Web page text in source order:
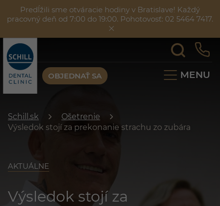
Predĺžili sme otváracie hodiny v Bratislave! Každý
pracovný deň od 7:00 do 19:00. Pohotovosť: 02 5464 7417.
MENU
OBJEDNAŤ SA
Schill.sk
Ošetrenie
Výsledok stojí za prekonanie strachu zo zubára
AKTUÁLNE
Výsledok stojí za